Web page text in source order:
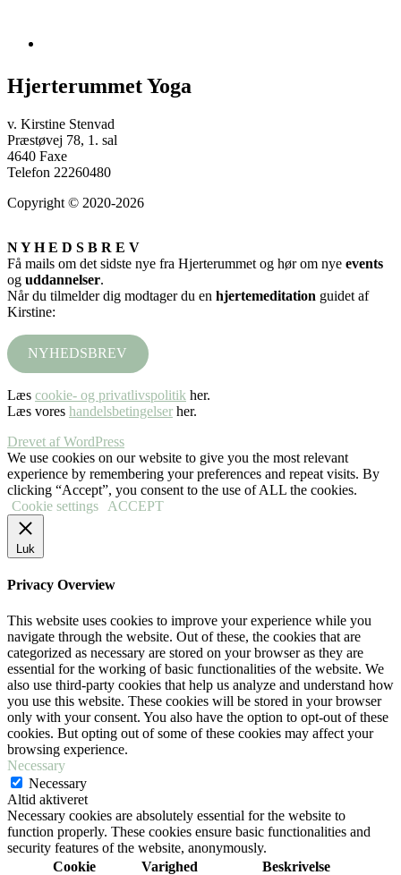
Hjerterummet Yoga
v. Kirstine Stenvad
Præstøvej 78, 1. sal
4640 Faxe
Telefon 22260480
Copyright © 2020-2026
N Y H E D S B R E V
Få mails om det sidste nye fra Hjerterummet og hør om nye events
og uddannelser.
Når du tilmelder dig modtager du en hjertemeditation guidet af
Kirstine:
NYHEDSBREV
Læs cookie- og privatlivspolitik her.
Læs vores handelsbetingelser her.
Drevet af WordPress
We use cookies on our website to give you the most relevant
experience by remembering your preferences and repeat visits. By
clicking “Accept”, you consent to the use of ALL the cookies.
Cookie settings
ACCEPT
Luk
Privacy Overview
This website uses cookies to improve your experience while you
navigate through the website. Out of these, the cookies that are
categorized as necessary are stored on your browser as they are
essential for the working of basic functionalities of the website. We
also use third-party cookies that help us analyze and understand how
you use this website. These cookies will be stored in your browser
only with your consent. You also have the option to opt-out of these
cookies. But opting out of some of these cookies may affect your
browsing experience.
Necessary
Necessary
Altid aktiveret
Necessary cookies are absolutely essential for the website to
function properly. These cookies ensure basic functionalities and
security features of the website, anonymously.
Cookie
Varighed Beskrivelse